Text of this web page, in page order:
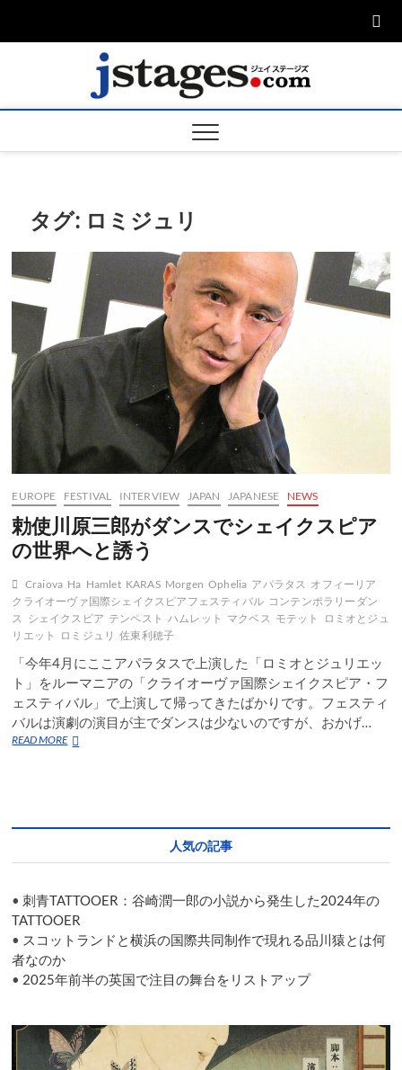
ージ
タグ: ロミジュリ
EUROPE FESTIVAL INTERVIEW JAPAN JAPANESE NEWS
勅使川原三郎がダンスでシェイクスピア
の世界へと誘う
Craiova Ha Hamlet KARAS Morgen Ophelia アパラタス オフィーリア
クライオーヴァ国際シェイクスピアフェスティバル コンテンポラリーダン
ス シェイクスピア テンペスト ハムレット マクベス モテット
ロミオとジュ
リエット
ロミジュリ 佐東利穂子
「今年4月にここアパラタスで上演した「ロミオとジュリエッ
ト」をルーマニアの「クライオーヴァ国際シェイクスピア・フ
ェスティバル」で上演して帰ってきたばかりです。フェスティ
バルは演劇の演目が主でダンスは少ないのですが、おかげ…
READ MORE勅
ン
で
シ
ェ
イ
ス
の
世
界
人気の記事
•刺青TATTOOER：谷崎潤一郎の小説から発生した2024年の
TATTOOER
• スコットランドと横浜の国際共同制作で現れる品川猿とは何
者なのか
• 2025年前半の英国で注目の舞台をリストアップ